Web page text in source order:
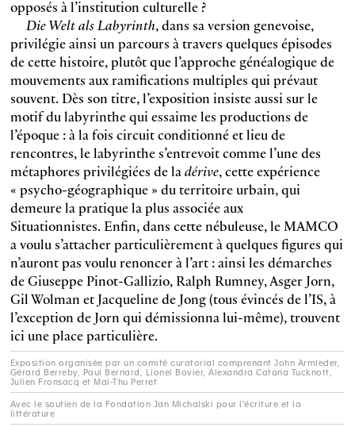
opposés à l’institution culturelle ?
Die Welt als Labyrinth, dans sa version genevoise,
privilégie ainsi un parcours à travers quelques épisodes
de cette histoire, plutôt que l’approche généalogique de
mouvements aux ramifications multiples qui prévaut
souvent. Dès son titre, l’exposition insiste aussi sur le
motif du labyrinthe qui essaime les productions de
l’époque : à la fois circuit conditionné et lieu de
rencontres, le labyrinthe s’entrevoit comme l’une des
métaphores privilégiées de ladérive, cette expérience
« psycho-géographique » du territoire urbain, qui
demeure la pratique la plus associée aux
Situationnistes. Enfin, dans cette nébuleuse, le MAMCO
a voulu s’attacher particulièrement à quelques figures qui
n’auront pas voulu renoncer à l’art : ainsi les démarches
de Giuseppe Pinot-Gallizio, Ralph Rumney, Asger Jorn,
Gil Wolman et Jacqueline de Jong (tous évincés de l’IS, à
l’exception de Jorn qui démissionna lui-même), trouvent
ici une place particulière.
Exposition organisée par un comité curatorial comprenant John Armleder,
Gérard Berreby, Paul Bernard, Lionel Bovier, Alexandra Catana Tucknott,
Julien Fronsacq et Mai-Thu Perret
Avec le soutien de la Fondation Jan Michalski pour l’écriture et la
littérature